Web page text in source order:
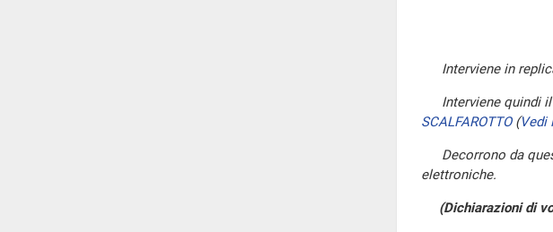
Interviene in
Interviene quindi
SCALFAROTTO (Vedi
Decorrono da
elettroniche.
(Dichiarazioni di